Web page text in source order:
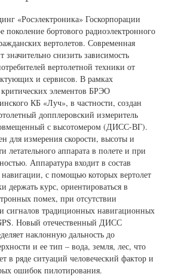
«Росэлектроника» Госкорпорации
поколение бортового радиоэлектронного
вертолетов. Современная
значительно снизить зависимость
вертолетной техники от
и сервисов. В рамках
элементов БРЭО
КБ «Луч», в частности, создан
допплеровский измеритель
с высотомером (ДИСС-ВГ).
для измерения скорости, высоты и
летательного аппарата в полете и при
Аппаратура входит в состав
с помощью которых вертолет
держать курс, ориентироваться в
помех, при отсутствии
сигналов традиционных навигационных
Новый отечественный ДИСС
наклонную дальность до
и ее тип – вода, земля, лес, что
в ряде ситуаций человеческий фактор и
ошибок пилотирования.